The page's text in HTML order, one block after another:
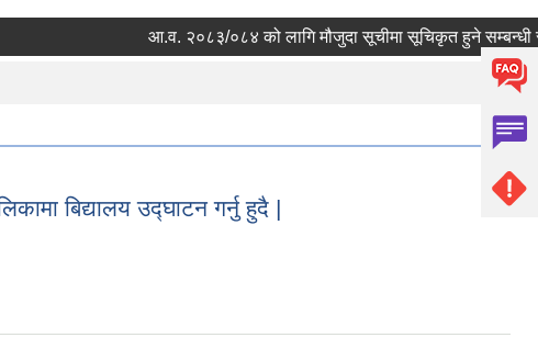
आ.व. २०८३/०८४ को लागि मौजुदा सूचीमा सूचिकृत हुने सम्बन्धी
बिद्यालय उद्घाटन गर्नु हुदै |